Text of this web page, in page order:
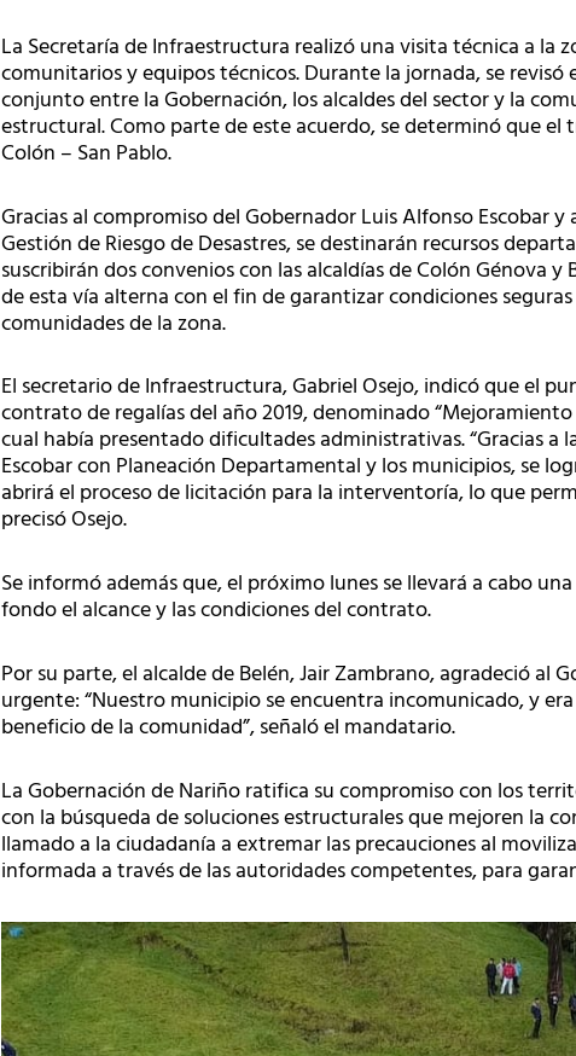
La Secretaría de Infraestructura realizó una visita técnica a la
comunitarios y equipos técnicos. Durante la jornada, se
conjunto entre la Gobernación, los alcaldes del sector y la
estructural. Como parte de este acuerdo, se determinó que el
Colón – San Pablo.
Gracias al compromiso del Gobernador Luis Alfonso Escobar
Gestión de Riesgo de Desastres, se destinarán recursos
suscribirán dos convenios con las alcaldías de Colón Génova
de esta vía alterna con el fin de garantizar condiciones
comunidades de la zona.
El secretario de Infraestructura, Gabriel Osejo, indicó que el
contrato de regalías del año 2019, denominado
cual había presentado dificultades administrativas. “Gracias a
Escobar con Planeación Departamental y los municipios, se
abrirá el proceso de licitación para la interventoría, lo que
precisó Osejo.
Se informó además que, el próximo lunes se llevará a cabo
fondo el alcance y las condiciones del contrato.
Por su parte, el alcalde de Belén, Jair Zambrano, agradeció al
urgente: “Nuestro municipio se encuentra incomunicado, y
beneficio de la comunidad”, señaló el mandatario.
La Gobernación de Nariño ratifica su compromiso con los
con la búsqueda de soluciones estructurales que mejoren la
llamado a la ciudadanía a extremar las precauciones al
informada a través de las autoridades competentes, para